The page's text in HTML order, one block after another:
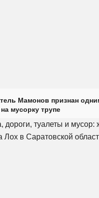
Мамонов признан
мусорку трупе